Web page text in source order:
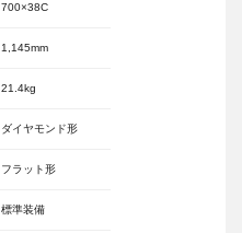
700×38C
1,145mm
21.4kg
ダイヤモンド形
フラット形
標準装備